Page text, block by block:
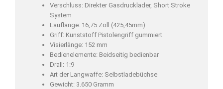
Verschluss: Direkter Gasdrucklader, Short Stroke
System
Lauflänge: 16,75 Zoll (425,45mm)
Griff: Kunststoff Pistolengriff gummiert
Visierlänge: 152 mm
Bedienelemente: Beidseitig bedienbar
Drall: 1:9
Art der Langwaffe: Selbstladebüchse
Gewicht: 3.650 Gramm